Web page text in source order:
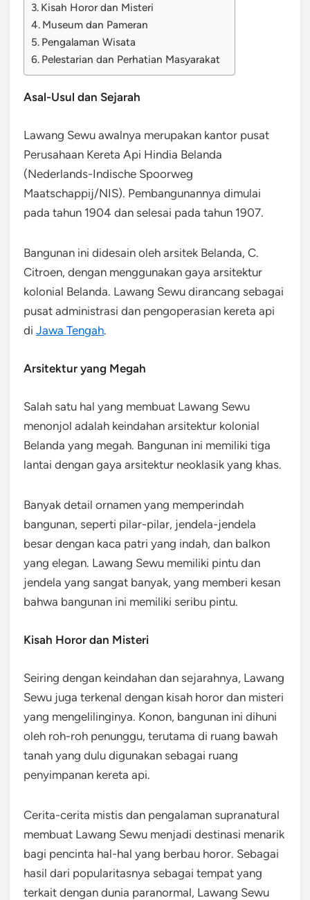
Kisah Horor dan Misteri
Museum dan Pameran
Pengalaman Wisata
Pelestarian dan Perhatian Masyarakat
Asal-Usul dan Sejarah
Lawang Sewu awalnya merupakan kantor pusat
Perusahaan Kereta Api Hindia Belanda
(Nederlands-Indische Spoorweg
Maatschappij/NIS). Pembangunannya dimulai
pada tahun 1904 dan selesai pada tahun 1907.
Bangunan ini didesain oleh arsitek Belanda, C.
Citroen, dengan menggunakan gaya arsitektur
kolonial Belanda. Lawang Sewu dirancang sebagai
pusat administrasi dan pengoperasian kereta api
di Jawa Tengah.
Arsitektur yang Megah
Salah satu hal yang membuat Lawang Sewu
menonjol adalah keindahan arsitektur kolonial
Belanda yang megah. Bangunan ini memiliki tiga
lantai dengan gaya arsitektur neoklasik yang khas.
Banyak detail ornamen yang memperindah
bangunan, seperti pilar-pilar, jendela-jendela
besar dengan kaca patri yang indah, dan balkon
yang elegan. Lawang Sewu memiliki pintu dan
jendela yang sangat banyak, yang memberi kesan
bahwa bangunan ini memiliki seribu pintu.
Kisah Horor dan Misteri
Seiring dengan keindahan dan sejarahnya, Lawang
Sewu juga terkenal dengan kisah horor dan misteri
yang mengelilinginya. Konon, bangunan ini dihuni
oleh roh-roh penunggu, terutama di ruang bawah
tanah yang dulu digunakan sebagai ruang
penyimpanan kereta api.
Cerita-cerita mistis dan pengalaman supranatural
membuat Lawang Sewu menjadi destinasi menarik
bagi pencinta hal-hal yang berbau horor. Sebagai
hasil dari popularitasnya sebagai tempat yang
terkait dengan dunia paranormal, Lawang Sewu